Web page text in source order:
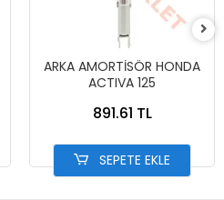
ARKA AMORTİSÖR HONDA
ACTIVA 125
891.61 TL
SEPETE EKLE